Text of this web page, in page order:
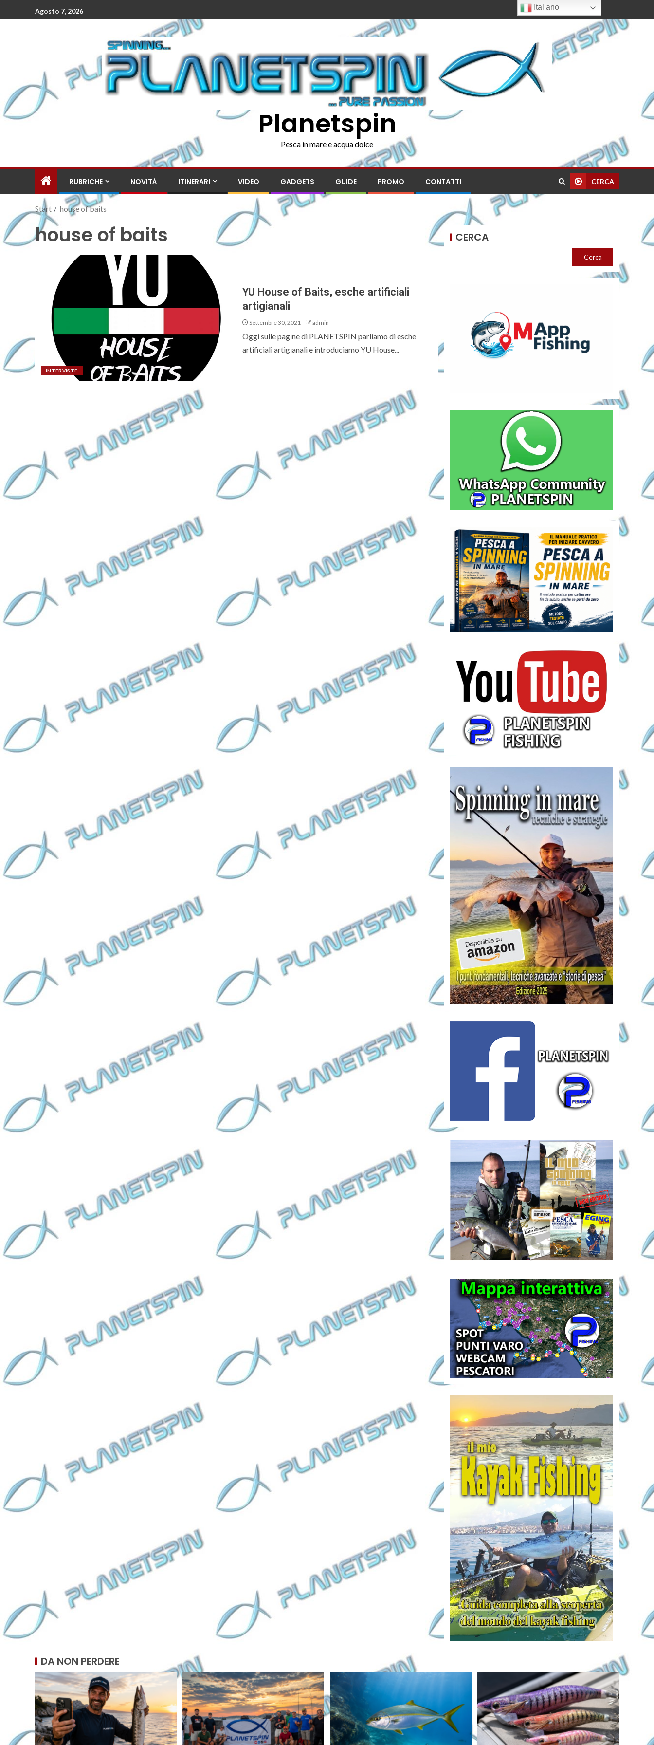
Agosto 7, 2026
Planetspin
Pesca in mare e acqua dolce
RUBRICHE NOVITÀ ITINERARI VIDEO GADGETS GUIDE PROMO CONTATTI CERCA
Start house of baits
house of baits
INTERVISTE
YU House of Baits, esche artificiali
artigianali
Settembre 30, 2021 admin
Oggi sulle pagine di PLANETSPIN parliamo di esche
artificiali artigianali e introduciamo YU House...
CERCA
Cerca
DA NON PERDERE
Italiano